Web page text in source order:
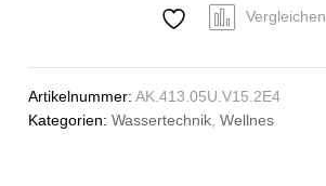
Vergleichen
Artikelnummer:AK.413.05U.V15.2E4
Kategorien:Wassertechnik,Wellnes